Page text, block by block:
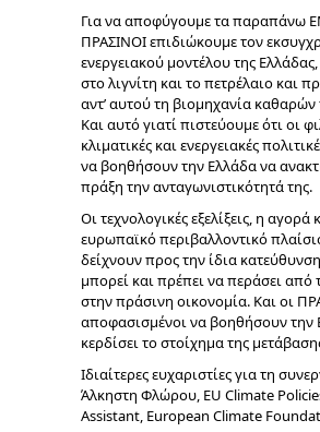
Για να αποφύγουμε τα παραπάνω
ΠΡΑΣΙΝΟΙ επιδιώκουμε τον
ενεργειακού μοντέλου της
στο λιγνίτη και το πετρέλαιο και
αντ’ αυτού τη βιομηχανία καθαρών
Και αυτό γιατί πιστεύουμε ότι οι
κλιματικές και ενεργειακές
να βοηθήσουν την Ελλάδα να
πράξη την ανταγωνιστικότητά της.
Οι τεχνολογικές εξελίξεις, η αγορά
ευρωπαϊκό περιβαλλοντικό
δείχνουν προς την ίδια
μπορεί και πρέπει να περάσει
στην πράσινη οικονομία. Και οι
αποφασισμένοι να βοηθήσουν την
κερδίσει το στοίχημα της
Ιδιαίτερες ευχαριστίες για τη
Άλκηστη Φλώρου, EU Climate
Assistant, European Climate